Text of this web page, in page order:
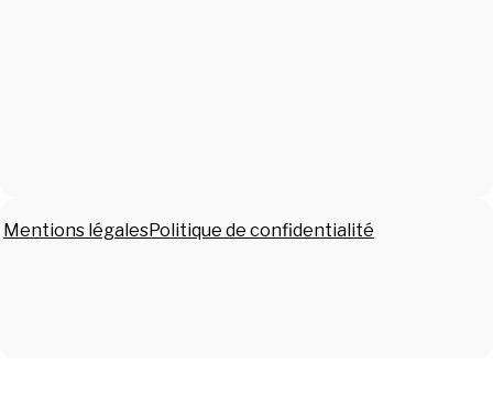
Mentions légalesPolitique de confidentialité